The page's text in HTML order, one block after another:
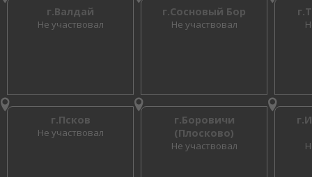
г.Валдай
Не участвовал
г.Сосновый Бор
Не участвовал
г.Псков
Не участвовал
г.Боровичи
(Плосково)
Не участвовал